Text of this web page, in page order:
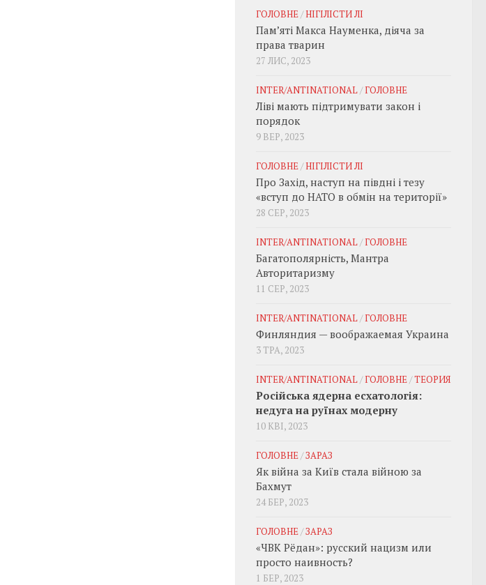
ГОЛОВНЕ/НІГІЛІСТИ ЛІ
Пам’яті Макса Науменка, діяча за
права тварин
27 ЛИС, 2023
INTER/ANTINATIONAL/ГОЛОВНЕ
Ліві мають підтримувати закон і
порядок
9 ВЕР, 2023
ГОЛОВНЕ/НІГІЛІСТИ ЛІ
Про Захід, наступ на півдні і тезу
«вступ до НАТО в обмін на території»
28 СЕР, 2023
INTER/ANTINATIONAL/ГОЛОВНЕ
Багатополярність, Мантра
Авторитаризму
11 СЕР, 2023
INTER/ANTINATIONAL/ГОЛОВНЕ
Финляндия — воображаемая Украина
3 ТРА, 2023
INTER/ANTINATIONAL/ГОЛОВНЕ/ТЕОРИЯ
Російська ядерна есхатологія:
недуга на руїнах модерну
10 КВІ, 2023
ГОЛОВНЕ/ЗАРАЗ
Як війна за Київ стала війною за
Бахмут
24 БЕР, 2023
ГОЛОВНЕ/ЗАРАЗ
«ЧВК Рёдан»: русский нацизм или
просто наивность?
1 БЕР, 2023